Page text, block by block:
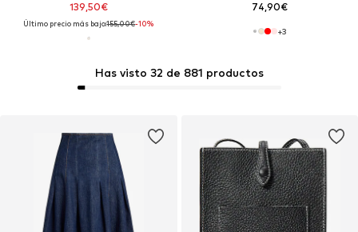
139,50€
Último precio más bajo:155,00€-10%
74,90€
+3
Has visto 32 de 881 productos